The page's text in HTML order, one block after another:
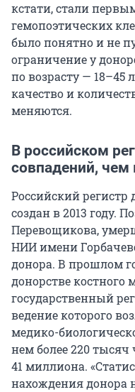
кстати, стали
гемопоэтических
было понятно и не
ограничение у
по возрасту — 18–45
качество и
меняются.
В российском
совпадений,
Российский регистр
создан в 2013 году.
Перевощикова,
НИИ имени
донора. В прошлом
донорстве костного
государственный
ведение которого
медико-
нем более 220
41 миллиона.
нахождения донора